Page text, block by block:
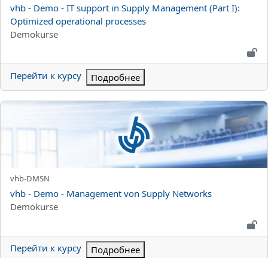
Название курса
vhb - Demo - IT support in Supply Management (Part I):
Optimized operational processes
Категория курса
Demokurse
Перейти к курсу Подробнее
vhb - Demo - Management von Supply Networks
Краткое название курса
vhb-DMSN
Название курса
vhb - Demo - Management von Supply Networks
Категория курса
Demokurse
Перейти к курсу Подробнее